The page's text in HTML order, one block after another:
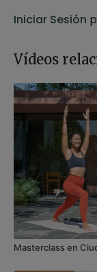
Iniciar Sesión
Vídeos
Masterclass en